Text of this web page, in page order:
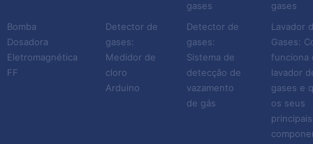
Bomba
Dosadora
Eletromagnética
FF
Detector de
gases:
Medidor de
cloro
Arduino
gases
Detector de
gases:
Sistema de
detecção de
vazamento
de gás
gases
Lavador
Gases:
funciona
lavador
gases e
os seus
principais